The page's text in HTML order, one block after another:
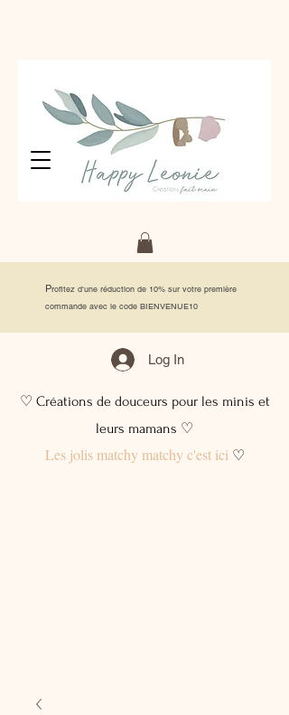
Profitez d'une réduction de 10% sur votre première
commande avec le code BIENVENUE10
Log In
♡ Créations de douceurs pour les minis et
leurs mamans ♡
Les jolis matchy matchy c'est ici♡